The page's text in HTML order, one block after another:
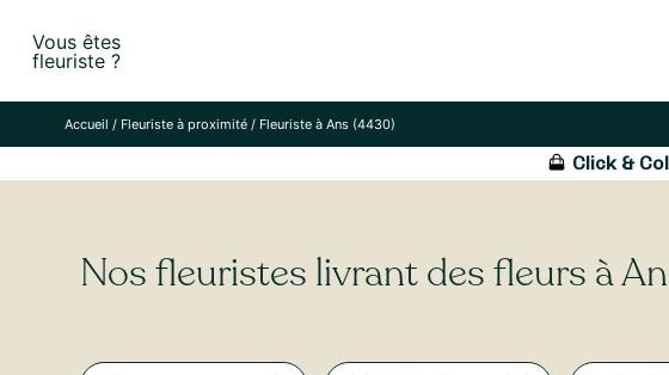
content
Vous êtes
fleuriste ?
Accueil / Fleuriste à proximité/ Fleuriste à Ans (4430)
Click &
Nos fleuristes livrant des fleurs à